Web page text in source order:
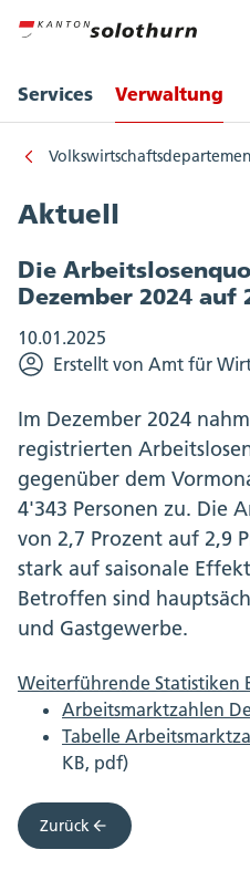
Services Verwaltung
Aktuell
Die
Dezember 2024 auf
10.01.2025
Erstellt von Amt für
Im Dezember 2024
registrierten
gegenüber dem
4'343 Personen zu. Die
von 2,7 Prozent auf 2,9
stark auf saisonale
Betroffen sind
und Gastgewerbe.
Weiterführende Statistiken
Arbeitsmarktzahlen
Tabelle
KB, pdf)
Zurück